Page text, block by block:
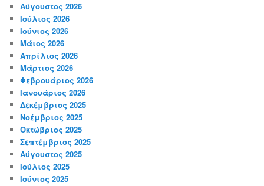
Αύγουστος 2026
Ιούλιος 2026
Ιούνιος 2026
Μάιος 2026
Απρίλιος 2026
Μάρτιος 2026
Φεβρουάριος 2026
Ιανουάριος 2026
Δεκέμβριος 2025
Νοέμβριος 2025
Οκτώβριος 2025
Σεπτέμβριος 2025
Αύγουστος 2025
Ιούλιος 2025
Ιούνιος 2025